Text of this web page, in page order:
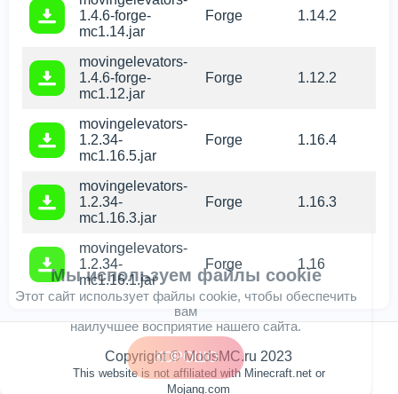
1.4.6-forge-
mc1.14.jar
Forge 1.14.2
movingelevators-
1.4.6-forge-
mc1.12.jar
Forge 1.12.2
movingelevators-
1.2.34-
mc1.16.5.jar
Forge 1.16.4
movingelevators-
1.2.34-
mc1.16.3.jar
Forge 1.16.3
movingelevators-
1.2.34-
mc1.16.1.jar
Forge 1.16
Copyright © ModsMC.ru 2023
This website is not affiliated with Minecraft.net or
Mojang.com
Мы используем файлы cookie
Этот сайт использует файлы cookie, чтобы обеспечить
вам
наилучшее восприятие нашего сайта.
ХОРОШО